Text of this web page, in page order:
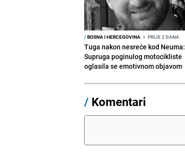
/BOSNA I HERCEGOVINA I PRIJE 2 DANA
Tuga nakon nesreće kod Neuma:
Supruga poginulog motocikliste
oglasila se emotivnom objavom
/ Komentari